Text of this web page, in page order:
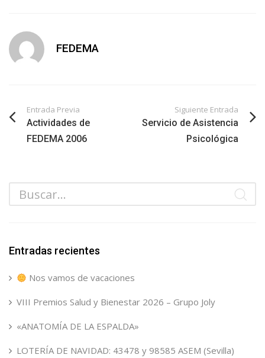
FEDEMA
Entrada Previa
Actividades de
FEDEMA 2006
Siguiente Entrada
Servicio de Asistencia
Psicológica
Entradas recientes
Nos vamos de vacaciones
VIII Premios Salud y Bienestar 2026 – Grupo Joly
«ANATOMÍA DE LA ESPALDA»
LOTERÍA DE NAVIDAD: 43478 y 98585 ASEM (Sevilla)